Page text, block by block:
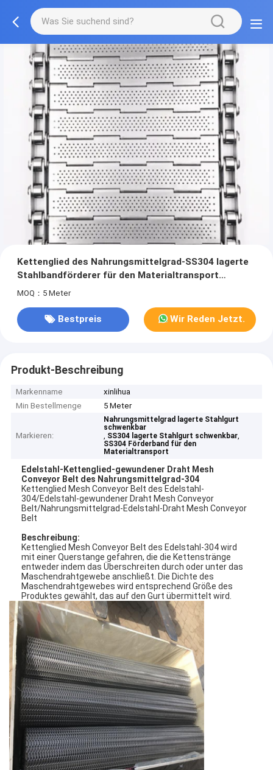
Kettenglied des Nahrungsmittelgrad-SS304 lagerte
Stahlbandförderer für den Materialtransport
schwenkbar
MOQ：5 Meter
Bestpreis Wir Reden Jetzt.
Produkt-Beschreibung
Markenname
xinlihua
Min Bestellmenge
5 Meter
Markieren:
Nahrungsmittelgrad lagerte Stahlgurt
schwenkbar
, SS304 lagerte Stahlgurt schwenkbar,
SS304 Förderband für den
Materialtransport
Edelstahl-Kettenglied-gewundener Draht Mesh
Conveyor Belt des Nahrungsmittelgrad-304
Kettenglied Mesh Conveyor Belt des Edelstahl-
304/Edelstahl-gewundener Draht Mesh Conveyor
Belt/Nahrungsmittelgrad-Edelstahl-Draht Mesh Conveyor
Belt
Beschreibung:
Kettenglied Mesh Conveyor Belt des Edelstahl-304 wird
mit einer Querstange gefahren, die die Kettenstränge
entweder indem das Überschreiten durch oder unter das
Maschendrahtgewebe anschließt. Die Dichte des
Maschendrahtgewebes wird entsprechend Größe des
Produktes gewählt, das auf den Gurt übermittelt wird.